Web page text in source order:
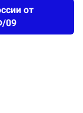
от
09